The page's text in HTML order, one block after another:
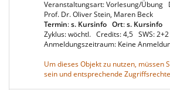
Veranstaltungsart: Vorlesung/Übung
Prof. Dr. Oliver Stein, Maren Beck
Termin:s. Kursinfo Ort:s. Kursinfo
Zyklus: wöchtl. Credits: 4,5 SWS: 2+2
Anmeldungszeitraum: Keine
Um dieses Objekt zu nutzen, müssen
sein und entsprechende